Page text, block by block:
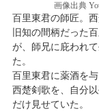
画像出典
百里東君の師匠。
旧知の間柄だった
が、師兄に庇われ
た。
百里東君に薬酒を
西楚剣歌を、自分
だけ見せていた。